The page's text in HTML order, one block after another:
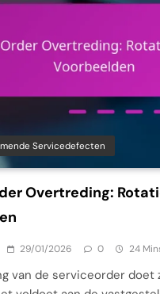
Servicedefecten
Overtreding:
29/01/2026 0 24
van de serviceorder doet